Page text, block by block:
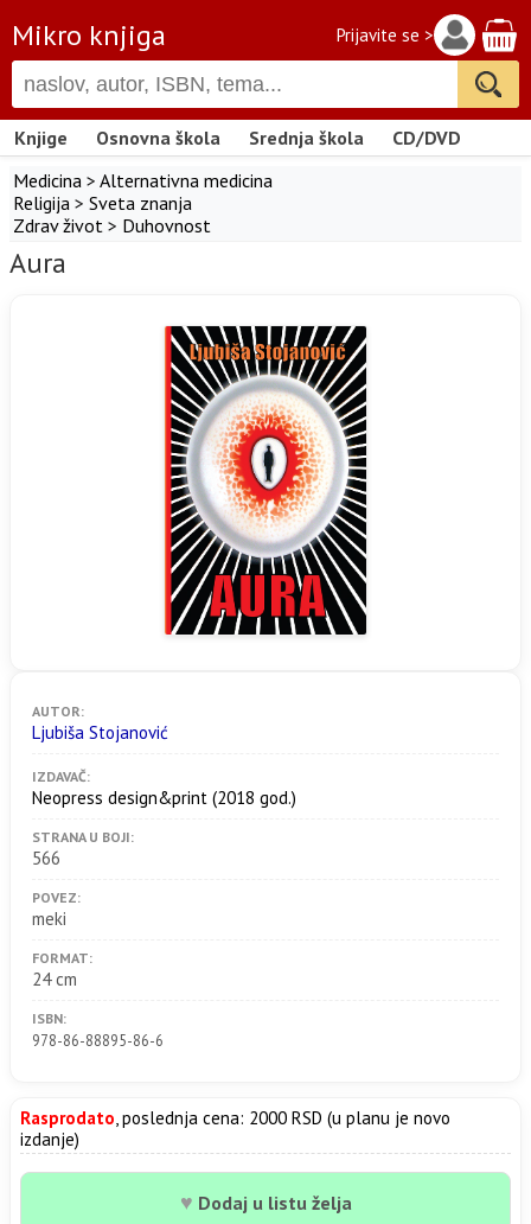
Mikro knjiga Prijavite se >
Knjige Osnovna škola Srednja škola
CD/DVD
Medicina > Alternativna medicina
Religija > Sveta znanja
Zdrav život > Duhovnost
Aura
AUTOR:
Ljubiša Stojanović
IZDAVAČ:
Neopress design&print (2018 god.)
STRANA U BOJI:
566
POVEZ:
meki
FORMAT:
24 cm
ISBN:
978-86-88895-86-6
Rasprodato, poslednja cena: 2000 RSD (u planu je novo
izdanje)
♥ Dodaj u listu želja